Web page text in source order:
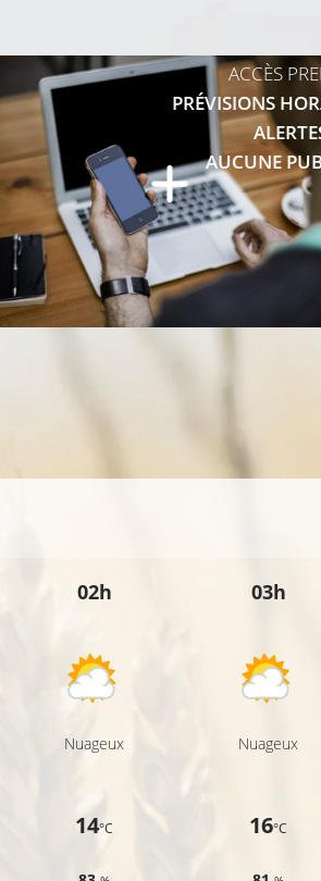
10°C
ACCÈS
PRÉVISIONS
AUCUNE
02h
Nuageux
14°C
03h
Nuageux
16°C